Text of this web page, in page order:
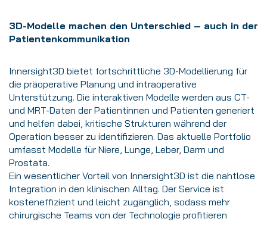
3D-Modelle machen den Unterschied – auch in der
Patientenkommunikation
Innersight3D bietet fortschrittliche 3D-Modellierung für
die präoperative Planung und intraoperative
Unterstützung. Die interaktiven Modelle werden aus CT-
und MRT-Daten der Patientinnen und Patienten generiert
und helfen dabei, kritische Strukturen während der
Operation besser zu identifizieren. Das aktuelle Portfolio
umfasst Modelle für Niere, Lunge, Leber, Darm und
Prostata.
Ein wesentlicher Vorteil von Innersight3D ist die nahtlose
Integration in den klinischen Alltag. Der Service ist
kosteneffizient und leicht zugänglich, sodass mehr
chirurgische Teams von der Technologie profitieren